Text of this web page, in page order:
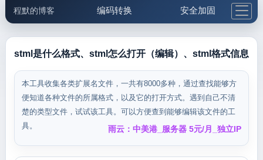
程默的博客 编码转换 安全加固
邮件工具 生活便民 更多工具
5.1支付宝大红包
stml是什么格式、stml怎么打开（编辑）、stml格式信息
本工具收集各类扩展名文件，一共有8000多种，通过查找能够方
便知道各种文件的所属格式，以及它的打开方式。遇到自己不清
楚的类型文件，试试该工具。可以方便查到能够编辑该文件的工
具。
雨云：中美港_服务器 5元/月_独立IP